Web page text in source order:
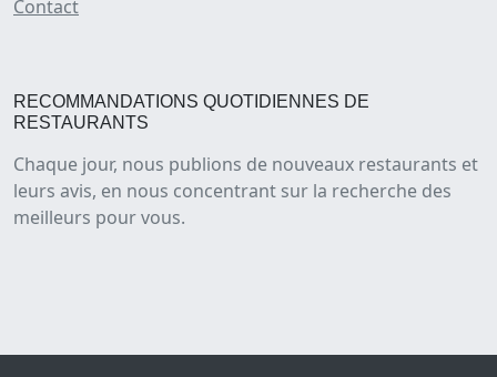
Contact
RECOMMANDATIONS QUOTIDIENNES DE
RESTAURANTS
Chaque jour, nous publions de nouveaux restaurants et
leurs avis, en nous concentrant sur la recherche des
meilleurs pour vous.